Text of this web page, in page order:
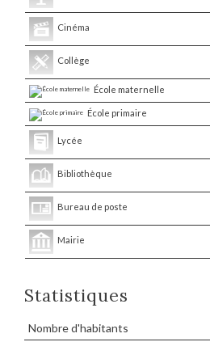
Cinéma
Collège
École maternelle
École primaire
Lycée
Bibliothèque
Bureau de poste
Mairie
Statistiques
Nombre d'habitants